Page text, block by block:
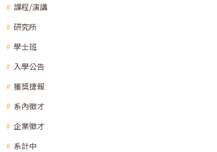
課程/演講
研究所
學士班
入學公告
獲獎捷報
系內徵才
企業徵才
系計中